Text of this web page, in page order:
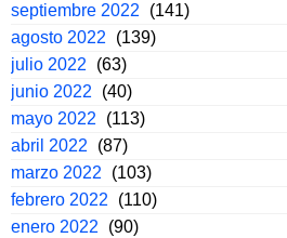
septiembre 2022
(141)
agosto 2022
(139)
julio 2022
(63)
junio 2022
(40)
mayo 2022
(113)
abril 2022
(87)
marzo 2022
(103)
febrero 2022
(110)
enero 2022
(90)